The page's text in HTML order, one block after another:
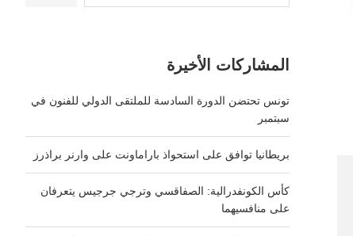
المشاركات الأخيرة
تونس تحتضن الدورة السادسة للملتقى الدولي للفنون في
سبتمبر
بريطانيا توافق على استحواذ باراماونت على وارنر براذرز
كأس الكونفدرالية: الصفاقسي وترجي جرجيس يتعرفان
على منافسيهما